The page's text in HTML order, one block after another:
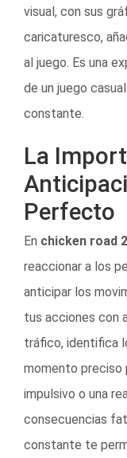
visual, con sus
caricaturesco,
al juego. Es una
de un juego
constante.
La
Perfecto
En chicken road 2
reaccionar a los
anticipar los
tus acciones con
tráfico, identifica
momento preciso
impulsivo o una
consecuencias
constante te